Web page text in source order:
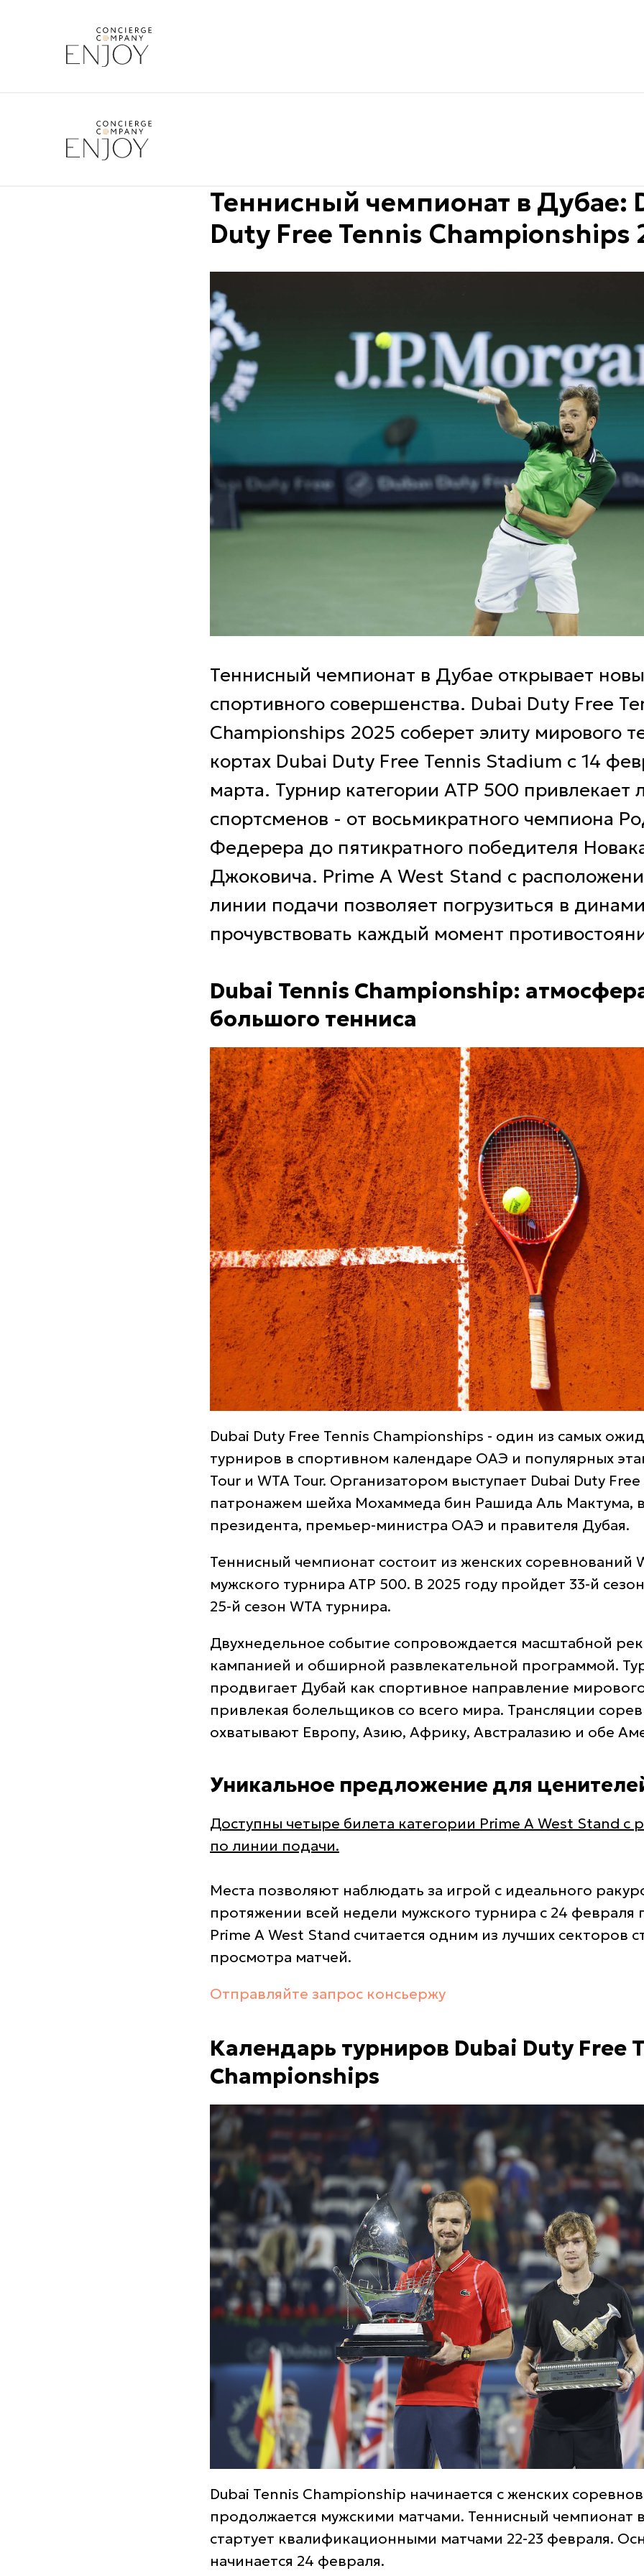
Теннисный чемпионат в Дубае:
Duty Free Tennis Championships
Теннисный чемпионат в Дубае открывает
спортивного совершенства. Dubai Duty Free
Championships 2025 соберет элиту мирового
кортах Dubai Duty Free Tennis Stadium с 14
марта. Турнир категории ATP 500 привлекает
спортсменов - от восьмикратного чемпиона
Федерера до пятикратного победителя
Джоковича. Prime A West Stand с
линии подачи позволяет погрузиться в
прочувствовать каждый момент
Dubai Tennis Championship:
большого тенниса
Dubai Duty Free Tennis Championships - один из самых
турниров в спортивном календаре ОАЭ и популярных
Tour и WTA Tour. Организатором выступает Dubai Duty
патронажем шейха Мохаммеда бин Рашида Аль Мактума,
президента, премьер-министра ОАЭ и правителя Дубая.
Теннисный чемпионат состоит из женских соревнований
мужского турнира ATP 500. В 2025 году пройдет 33-й
25-й сезон WTA турнира.
Двухнедельное событие сопровождается масштабной
кампанией и обширной развлекательной программой.
продвигает Дубай как спортивное направление
привлекая болельщиков со всего мира. Трансляции
охватывают Европу, Азию, Африку, Австралазию и обе
Уникальное предложение для
Доступны четыре билета категории Prime A West Stand с
по линии подачи.
Места позволяют наблюдать за игрой с идеального
протяжении всей недели мужского турнира с 24 февраля
Prime A West Stand считается одним из лучших секторов
просмотра матчей.
Отправляйте запрос консьержу
Календарь турниров Dubai Duty Free
Championships
Dubai Tennis Championship начинается с женских
продолжается мужскими матчами. Теннисный чемпионат
стартует квалификационными матчами 22-23 февраля.
начинается 24 февраля.